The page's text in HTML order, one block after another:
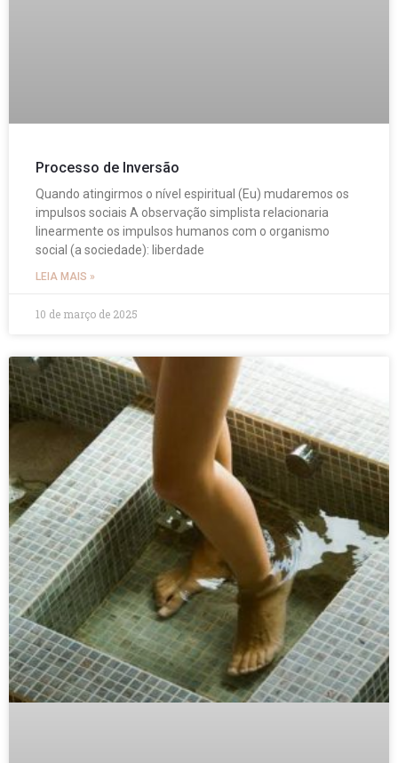
Processo de Inversão
Quando atingirmos o nível espiritual (Eu) mudaremos os
impulsos sociais A observação simplista relacionaria
linearmente os impulsos humanos com o organismo
social (a sociedade): liberdade
LEIA MAIS »
10 de março de 2025